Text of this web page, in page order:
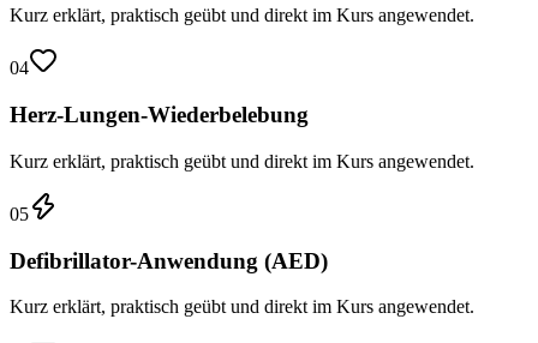
Kurz erklärt, praktisch geübt und direkt im Kurs angewendet.
04
Herz-Lungen-Wiederbelebung
Kurz erklärt, praktisch geübt und direkt im Kurs angewendet.
05
Defibrillator-Anwendung (AED)
Kurz erklärt, praktisch geübt und direkt im Kurs angewendet.